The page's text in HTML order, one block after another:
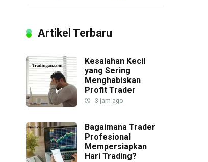
Artikel Terbaru
Kesalahan Kecil
yang Sering
Menghabiskan
Profit Trader
3 jam ago
Bagaimana Trader
Profesional
Mempersiapkan
Hari Trading?